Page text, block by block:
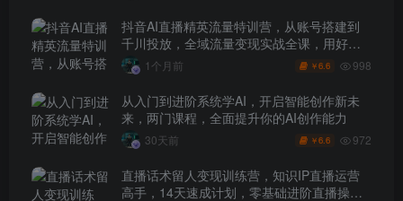
抖音AI直播精英流量特训营，从账号搭建到
千川投放，全域流量变现实战全课，用好工
具让賺钱更简单
1个月前 ￥6.6 998
从入门到进阶系统学AI，开启智能创作新未
来，两门课程，全面提升你的AI创作能力
30天前 ￥6.6 972
直播话术留人变现训练营，知识IP直播运营
高手，14天速成计划，零基础进阶直播操盘